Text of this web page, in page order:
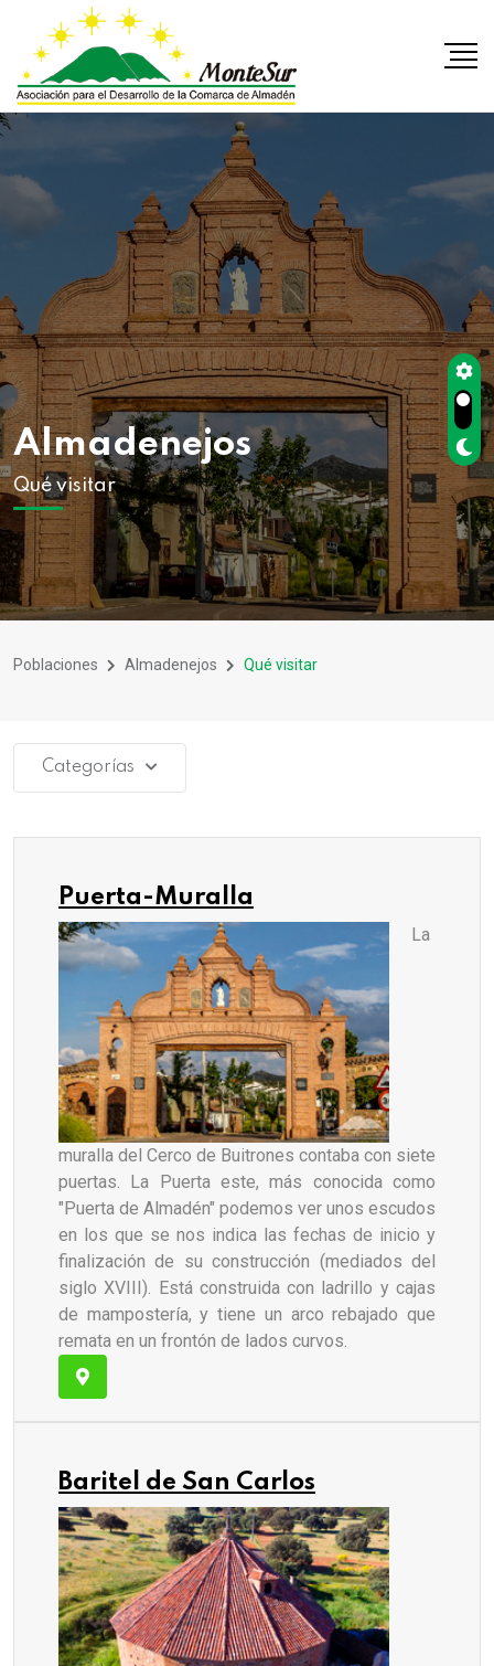
Almadenejos
Qué visitar
Poblaciones Almadenejos Qué visitar
Categorías
Puerta-Muralla
La
muralla del Cerco de Buitrones contaba con siete
puertas. La Puerta este, más conocida como
"Puerta de Almadén" podemos ver unos escudos
en los que se nos indica las fechas de inicio y
finalización de su construcción (mediados del
siglo XVIII). Está construida con ladrillo y cajas
de mampostería, y tiene un arco rebajado que
remata en un frontón de lados curvos.
Baritel de San Carlos